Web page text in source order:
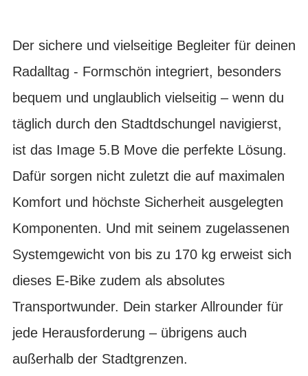
Der sichere und vielseitige Begleiter für deinen
Radalltag - Formschön integriert, besonders
bequem und unglaublich vielseitig – wenn du
täglich durch den Stadtdschungel navigierst,
ist das Image 5.B Move die perfekte Lösung.
Dafür sorgen nicht zuletzt die auf maximalen
Komfort und höchste Sicherheit ausgelegten
Komponenten. Und mit seinem zugelassenen
Systemgewicht von bis zu 170 kg erweist sich
dieses E-Bike zudem als absolutes
Transportwunder. Dein starker Allrounder für
jede Herausforderung – übrigens auch
außerhalb der Stadtgrenzen.